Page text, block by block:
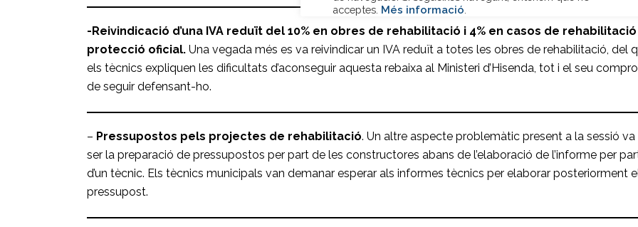
-Reivindicació d’una IVA reduït del 10% en obres de rehabilitació i 4% en casos de
protecció oficial. Una vegada més es va reivindicar un IVA reduït a totes les obres de rehabilitació, del
els tècnics expliquen les dificultats d’aconseguir aquesta rebaixa al Ministeri d’Hisenda, tot i el seu
de seguir defensant-ho.
– Pressupostos pels projectes de rehabilitació. Un altre aspecte problemàtic present a la sessió va
ser la preparació de pressupostos per part de les constructores abans de l’elaboració de l’informe per
d’un tècnic. Els tècnics municipals van demanar esperar als informes tècnics per elaborar posteriorment
pressupost.